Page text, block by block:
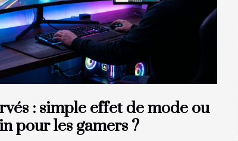
: simple effet de mode ou
pour les gamers ?